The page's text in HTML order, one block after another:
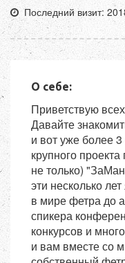
Последний визит:
О себе:
Приветствую
Давайте
и вот уже более
крупного
не только)
эти несколько
в мире фетра до
спикера
конкурсов и
и вам вместе со